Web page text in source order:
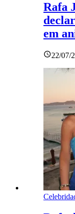
Rafa
em
22/07/